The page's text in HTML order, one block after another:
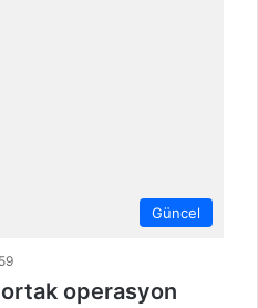
Güncel
59
ortak operasyon